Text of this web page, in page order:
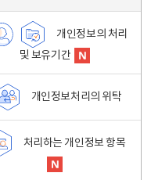
개인정보의 처리
및 보유기간
개인정보처리의 위탁
처리하는 개인정보 항목